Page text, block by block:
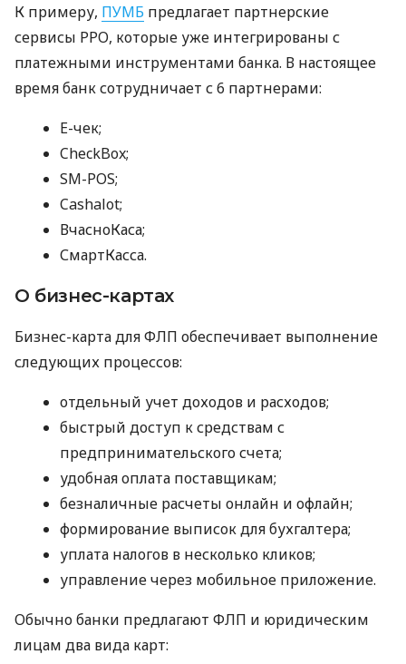
К примеру, ПУМБ предлагает партнерские
сервисы РРО, которые уже интегрированы с
платежными инструментами банка. В настоящее
время банк сотрудничает с 6 партнерами:
E-чек;
CheckBox;
SM-POS;
Cashalot;
ВчасноКаса;
СмартКасса.
О бизнес-картах
Бизнес-карта для ФЛП обеспечивает выполнение
следующих процессов:
отдельный учет доходов и расходов;
быстрый доступ к средствам с
предпринимательского счета;
удобная оплата поставщикам;
безналичные расчеты онлайн и офлайн;
формирование выписок для бухгалтера;
уплата налогов в несколько кликов;
управление через мобильное приложение.
Обычно банки предлагают ФЛП и юридическим
лицам два вида карт: